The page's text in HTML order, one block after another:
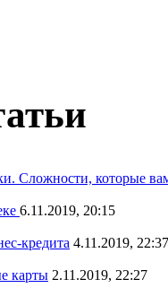
Сложности, которые
6.11.2019, 20:15
кредита 4.11.2019, 22:37
карты 2.11.2019, 22:27